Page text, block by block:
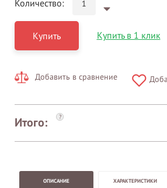
Количество:
Купить Купить в 1 клик
Добавить в сравнение
Итого: ?
ОПИСАНИЕ ХАРАКТЕРИСТИКИ